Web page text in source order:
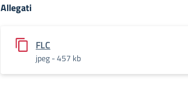
Allegati
FLC
jpeg - 457 kb